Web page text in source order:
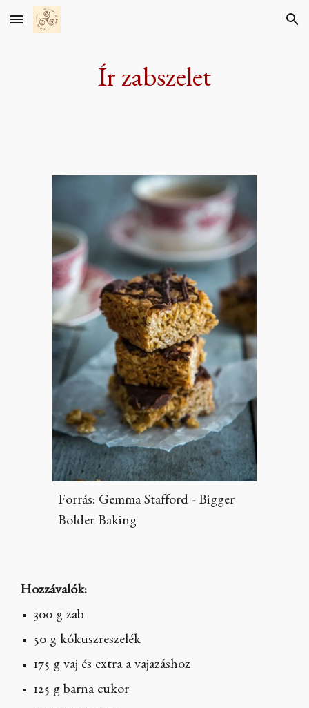
Skip to main content Skip to navigation
Ír zabszelet
Forrás: Gemma Stafford - Bigger
Bolder Baking
Hozzávalók:
300 g zab
50 g kókuszreszelék
175 g vaj és extra a vajazáshoz
125 g barna cukor